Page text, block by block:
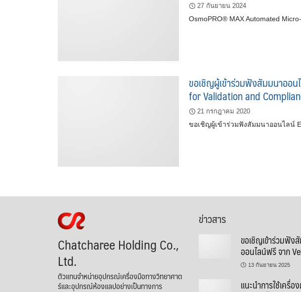
27 กันยายน 2024
OsmoPRO® MAX Automated
ขอเชิญผู้เข้าร่วมฟังสัมมนาออ
for Validation and
21 กรกฎาคม 2020
ขอเชิญผู้เข้าร่วมฟังสัมมนาออนไลน์
Chatcharee Holding Co.,
Ltd.
ตัวแทนจำหน่ายอุปกรณ์เครื่องมือทางวิทยาศาต
ร์และอุปกรณ์ห้องแลปอย่างเป็นทางการ
ข่าวสาร
ขอเชิญเข้าร่วมฟัง
ออนไลน์ฟรี จาก
13 กันยายน 2025
แนะนำการใช้เครื่